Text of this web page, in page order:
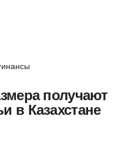
получают
в Казахстане